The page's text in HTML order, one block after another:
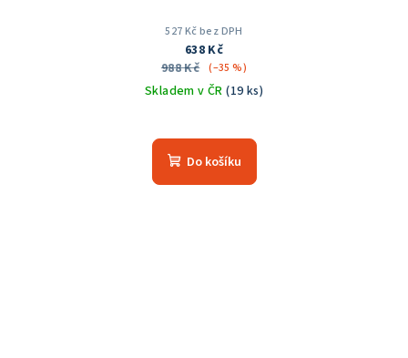
527 Kč bez DPH
638 Kč
988 Kč (–35 %)
Skladem v ČR(19 ks)
hodnocení
produktu
Do košíku